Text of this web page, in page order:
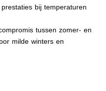
bij temperaturen
tussen zomer- en
milde winters en